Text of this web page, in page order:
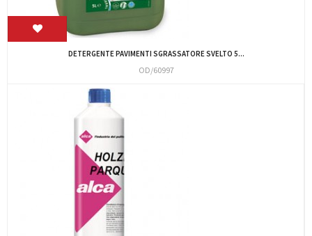
DETERGENTE PAVIMENTI SGRASSATORE SVELTO 5...
OD/60997